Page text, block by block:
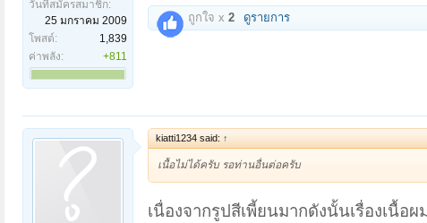
วันที่สมัครสมาชิก:
25 มกราคม 2009
โพสต์:
1,839
ค่าพลัง:
+811
ถูกใจ x 2 ดูรายการ
kiatti1234 said: ↑
เนื้อไม่ได้ครับ รอท่านอื่นต่อครับ
เนื่องจากรูปสีเพี้ยนมากดังนั้นเรื่องเนื้อ